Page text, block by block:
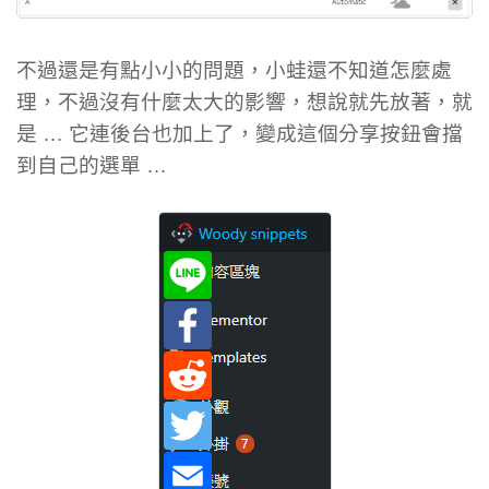
不過還是有點小小的問題，小蛙還不知道怎麼處
理，不過沒有什麼太大的影響，想說就先放著，就
是 … 它連後台也加上了，變成這個分享按鈕會擋
到自己的選單 …